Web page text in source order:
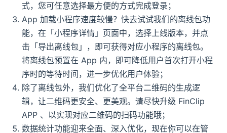
式，您可任意选择最方便的方式完成登录；
App 加载小程序速度较慢？快去试试我们的离线包功
能，在「小程序详情」页面中，选择上线版本，并点
击「导出离线包」，即可获得对应小程序的离线包。
将离线包预置在 App 内，即可降低用户首次打开小程
序时的等待时间，进一步优化用户体验；
除了离线包外，我们优化了全平台二维码的生成逻
辑，让二维码更安全、更美观。请尽快升级 FinClip
APP 、以实现对应二维码的扫码功能哦；
数据统计功能迎来全面、深入优化，现在你可以在管